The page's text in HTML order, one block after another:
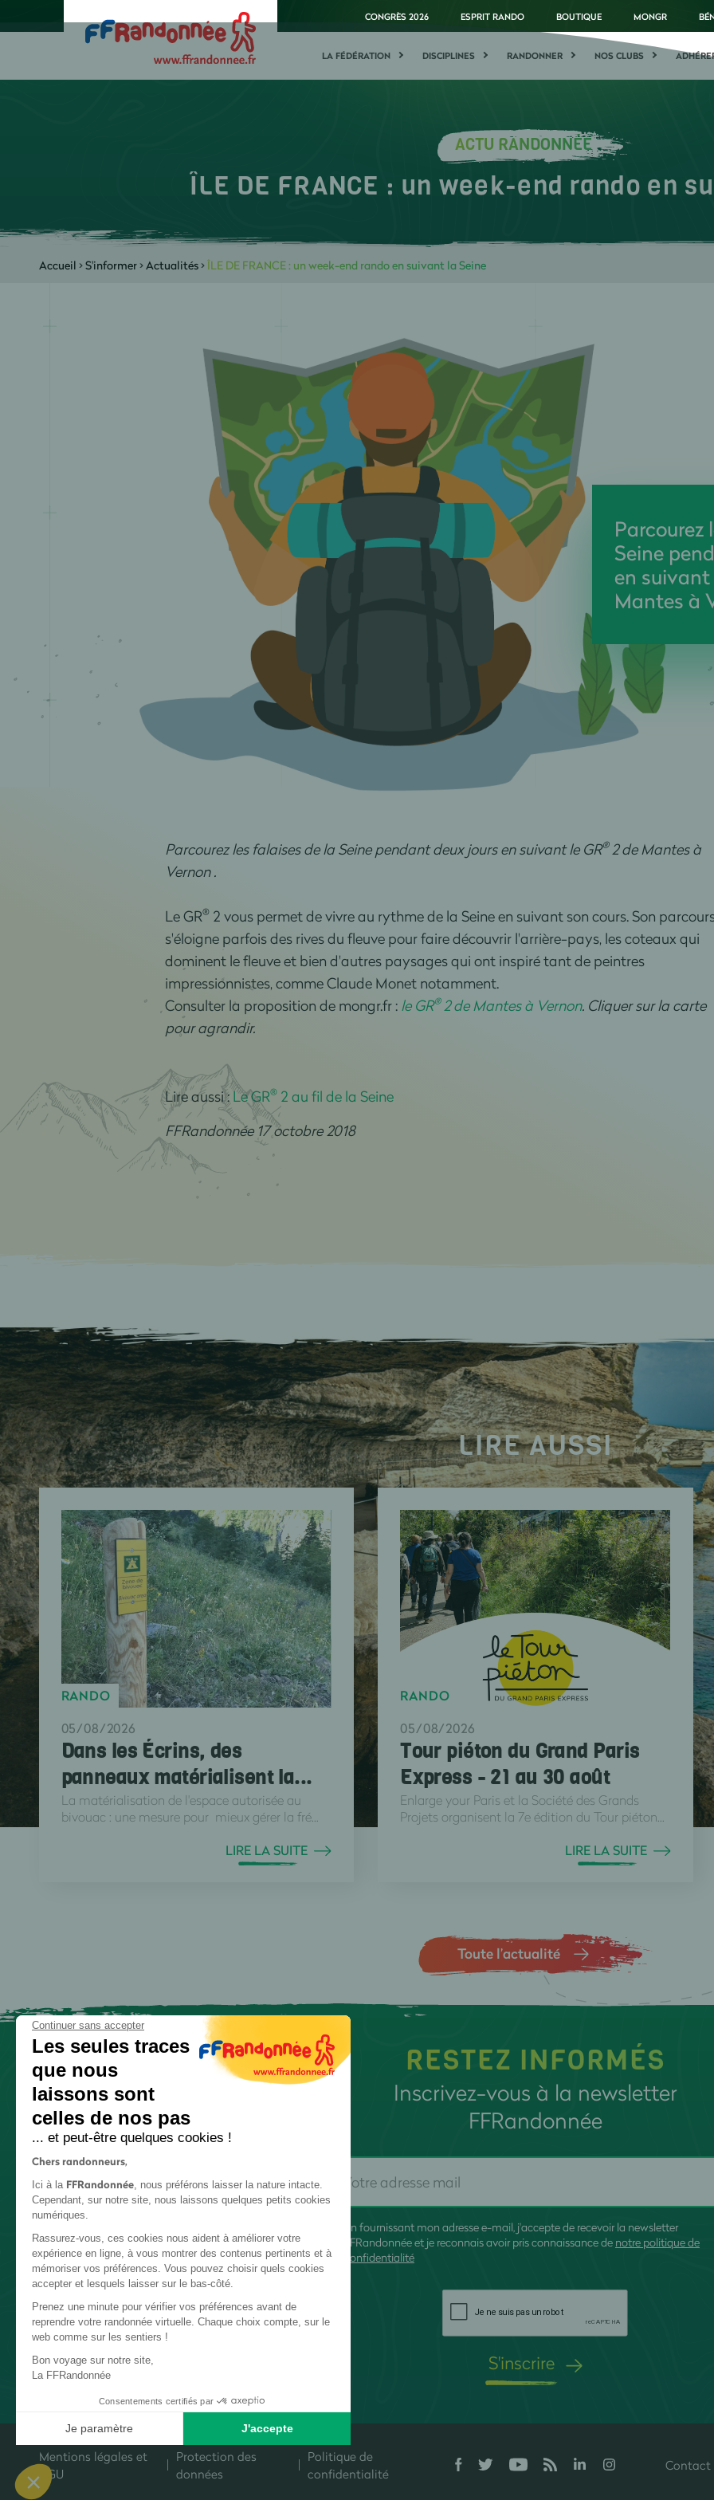
CONGRÈS 2026 ESPRIT RANDO BOUTIQUE MONGR
LA FÉDÉRATION DISCIPLINES RANDONNER NOS CLUBS
ACTU RANDONNÉE
ÎLE DE FRANCE : un week-end rando en
Accueil >S'informer>Actualités>ÎLE DE FRANCE : un week-end rando en suivant la Seine
Parcourez
Seine
en suivant
Mantes à
Parcourez les falaises de la Seine pendant deux jours en suivant le GR®2 de Mantes à
Vernon .
Le GR®2 vous permet de vivre au rythme de la Seine en suivant son cours. Son
s'éloigne parfois des rives du fleuve pour faire découvrir l'arrière-pays, les coteaux qui
dominent le fleuve et bien d'autres paysages qui ont inspiré tant de peintres
impressionnistes, comme Claude Monet notamment.
Consulter la proposition de mongr.fr : le GR®2 de Mantes à Vernon. Cliquer sur la carte
pour agrandir.
Lire aussi : Le GR®2 au fil de la Seine
FFRandonnée 17 octobre 2018
LIRE AUSSI
RANDO
05/08/2026
Dans les Écrins, des
panneaux matérialisent la...
La matérialisation de l'espace autorisée au
bivouac : une mesure pour mieux gérer la fré...
LIRE LA SUITE
RANDO
05/08/2026
Tour piéton du Grand Paris
Express - 21 au 30 août
Enlarge your Paris et la Société des Grands
Projets organisent la 7e édition du Tour piéton...
LIRE LA SUITE
Toute l’actualité
RESTEZ INFORMÉS
Inscrivez-vous à la newsletter
FFRandonnée
En fournissant mon adresse e-mail, j'accepte de recevoir la newsletter
FFRandonnée et je reconnais avoir pris connaissance de notre politique de
confidentialité
S'inscrire
Mentions légales et
CGU
Protection des
données
Politique de
confidentialité
Contact
Continuer sans accepter
Les seules traces
que nous
laissons sont
celles de nos pas
... et peut-être quelques cookies !
Chers randonneurs,
Ici à la FFRandonnée, nous préférons laisser la nature intacte.
Cependant, sur notre site, nous laissons quelques petits cookies
numériques.
Rassurez-vous, ces cookies nous aident à améliorer votre
expérience en ligne, à vous montrer des contenus pertinents et à
mémoriser vos préférences. Vous pouvez choisir quels cookies
accepter et lesquels laisser sur le bas-côté.
Prenez une minute pour vérifier vos préférences avant de
reprendre votre randonnée virtuelle. Chaque choix compte, sur le
web comme sur les sentiers !
Bon voyage sur notre site,
La FFRandonnée
Consentements certifiés par
Je paramètre
J'accepte
Axeptio consent
Plateforme de Gestion du Consentement : Personnalisez vos Options
Notre plateforme vous permet d'adapter et de gérer vos paramètres de confidentialité, en garantissant la conformité avec les réglementations.